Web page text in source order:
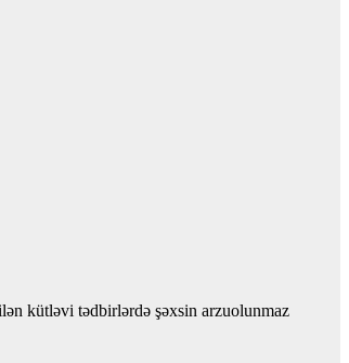
kütləvi tədbirlərdə şəxsin arzuolunmaz